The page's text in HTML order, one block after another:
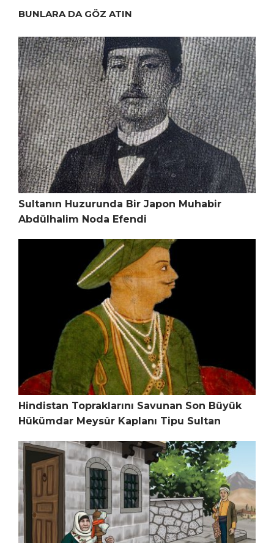
BUNLARA DA GÖZ ATIN
Sultanın Huzurunda Bir Japon Muhabir
Abdülhalim Noda Efendi
Hindistan Topraklarını Savunan Son Büyük
Hükümdar Meysûr Kaplanı Tipu Sultan